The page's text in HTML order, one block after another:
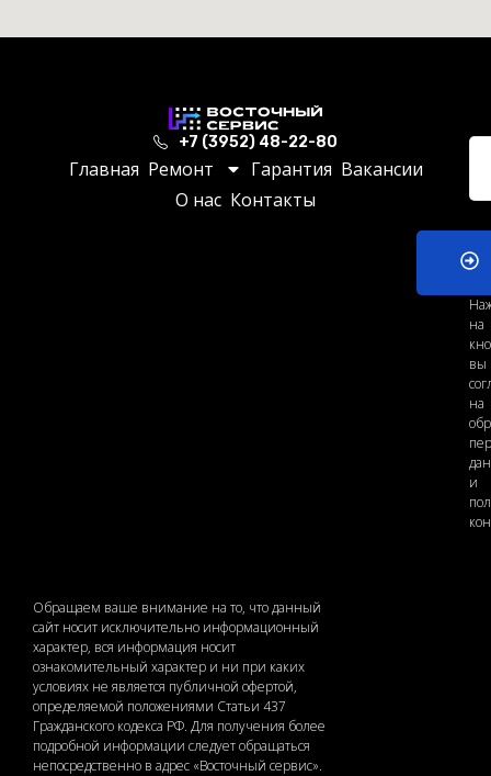
+7 (3952) 48-22-80
Главная Ремонт Гарантия Вакансии
О нас Контакты
на
вы
на
и
Обращаем ваше внимание на то, что данный
сайт носит исключительно информационный
характер, вся информация носит
ознакомительный характер и ни при каких
условиях не является публичной офертой,
определяемой положениями Статьи 437
Гражданского кодекса РФ. Для получения более
подробной информации следует обращаться
непосредственно в адрес «Восточный сервис».